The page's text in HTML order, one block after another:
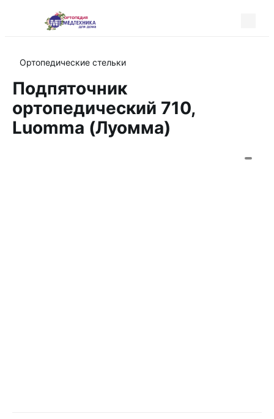
Ортопедические стельки
Подпяточник
ортопедический 710,
Luomma (Луомма)